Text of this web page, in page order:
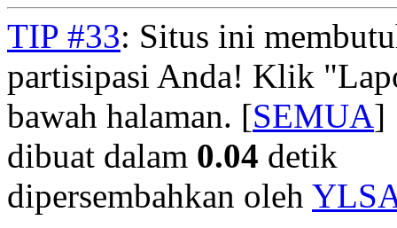
TIP #33: Situs ini
partisipasi Anda! Klik
bawah halaman. [SEMUA]
dibuat dalam 0.04 detik
dipersembahkan oleh